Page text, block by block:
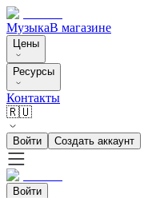
МузыкаВ магазине
Цены
Ресурсы
Контакты
🇷🇺
Войти Создать аккаунт
Войти